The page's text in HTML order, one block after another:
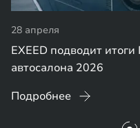
28 апреля
EXEED подводит
автосалона 2026
Подробнее